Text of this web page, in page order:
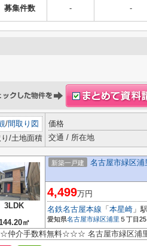
募集件数 - -
/間取り図
り/土地面積
価格
交通 / 所在地
3LDK
㎡
新築一戸建 名古屋市緑区
4,499万円
名鉄名古屋本線 「 本星崎 」駅
愛知県名古屋市緑区浦里 ５丁目25
介手数料無料☆☆☆ 名古屋市緑区浦里